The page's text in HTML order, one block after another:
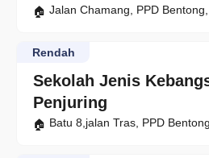
Jalan Chamang, PPD
Sekolah Jenis
Penjuring
Rendah
Batu 8,jalan Tras, PPD